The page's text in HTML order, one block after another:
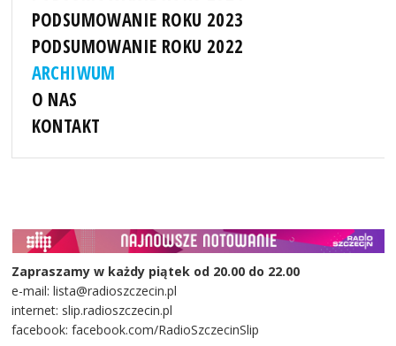
PODSUMOWANIE ROKU 2023
PODSUMOWANIE ROKU 2022
ARCHIWUM
O NAS
KONTAKT
Zapraszamy w każdy piątek od 20.00 do 22.00
e-mail: lista@radioszczecin.pl
internet: slip.radioszczecin.pl
facebook: facebook.com/RadioSzczecinSlip